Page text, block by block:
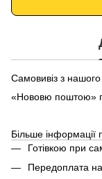
Самовивіз з
«Нововю поштою»
Більше інформації
Готівкою при
Передоплата